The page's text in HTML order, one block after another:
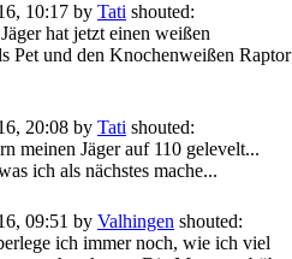
10:17 by Tati shouted:
hat jetzt einen weißen
Pet und den Knochenweißen Raptor
20:08 by Tati shouted:
meinen Jäger auf 110 gelevelt...
ich als nächstes mache...
09:51 by Valhingen shouted:
ich immer noch, wie ich viel